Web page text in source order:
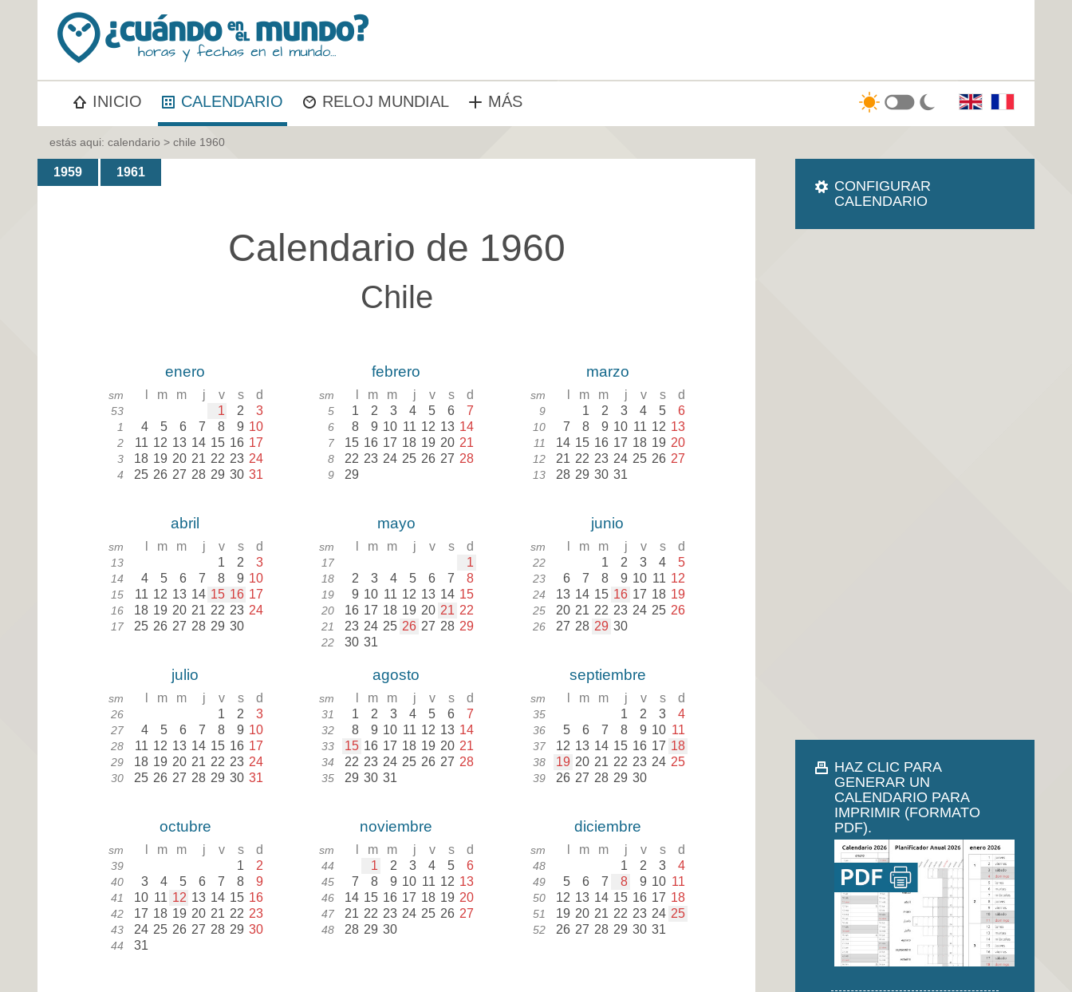
INICIO CALENDARIO RELOJ MUNDIAL MÁS
estás aqui: calendario > chile 1960
1959 1961
Calendario de 1960
Chile
enero
sm m m j v s d
53 1 2 3
1 4 5 6 7 8 9 10
2 11 12 13 14 15 16 17
3 18 19 20 21 22 23 24
4 25 26 27 28 29 30 31
febrero
sm m m j v s d
5 1 2 3 4 5 6 7
6 8 9 10 11 12 13 14
7 15 16 17 18 19 20 21
8 22 23 24 25 26 27 28
9 29
marzo
sm m m j v s d
9 1 2 3 4 5 6
10 7 8 9 10 11 12 13
11 14 15 16 17 18 19 20
12 21 22 23 24 25 26 27
13 28 29 30 31
abril
sm m m j v s d
13 1 2 3
14 4 5 6 7 8 9 10
15 11 12 13 14 15 16 17
16 18 19 20 21 22 23 24
17 25 26 27 28 29 30
mayo
sm m m j v s d
17 1
18 2 3 4 5 6 7 8
19 9 10 11 12 13 14 15
20 16 17 18 19 20 21 22
21 23 24 25 26 27 28 29
22 30 31
junio
sm m m j v s d
22 1 2 3 4 5
23 6 7 8 9 10 11 12
24 13 14 15 16 17 18 19
25 20 21 22 23 24 25 26
26 27 28 29 30
julio
sm m m j v s d
26 1 2 3
27 4 5 6 7 8 9 10
28 11 12 13 14 15 16 17
29 18 19 20 21 22 23 24
30 25 26 27 28 29 30 31
agosto
sm m m j v s d
31 1 2 3 4 5 6 7
32 8 9 10 11 12 13 14
33 15 16 17 18 19 20 21
34 22 23 24 25 26 27 28
35 29 30 31
septiembre
sm m m j v s d
35 1 2 3 4
36 5 6 7 8 9 10 11
37 12 13 14 15 16 17 18
38 19 20 21 22 23 24 25
39 26 27 28 29 30
octubre
sm m m j v s d
39 1 2
40 3 4 5 6 7 8 9
41 10 11 12 13 14 15 16
42 17 18 19 20 21 22 23
43 24 25 26 27 28 29 30
44 31
noviembre
sm m m j v s d
44 1 2 3 4 5 6
45 7 8 9 10 11 12 13
46 14 15 16 17 18 19 20
47 21 22 23 24 25 26 27
48 28 29 30
diciembre
sm m m j v s d
48 1 2 3 4
49 5 6 7 8 9 10 11
50 12 13 14 15 16 17 18
51 19 20 21 22 23 24 25
52 26 27 28 29 30 31
CONFIGURAR
CALENDARIO
HAZ CLIC PARA
GENERAR UN
CALENDARIO PARA
IMPRIMIR (FORMATO
PDF).